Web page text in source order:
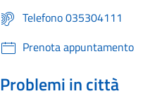
Telefono 035304111
Prenota appuntamento
Problemi in città